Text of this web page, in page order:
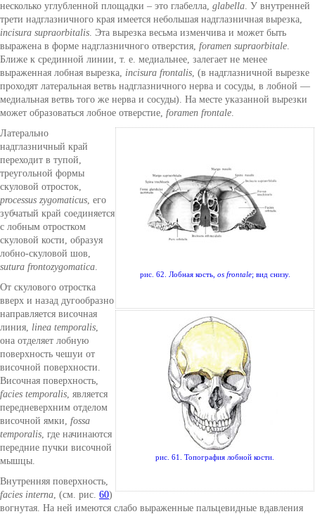
несколько углубленной площадки – это глабелла, glabella. У внутренней
трети надглазничного края имеется небольшая надглазничная вырезка,
incisura supraorbitalis. Эта вырезка весьма изменчива и может быть
выражена в форме надглазничного отверстия, foramen supraorbitale.
Ближе к срединной линии, т. е. медиальнее, залегает не менее
выраженная лобная вырезка, incisura frontalis, (в надглазничной вырезке
проходят латеральная ветвь надглазничного нерва и сосуды, в лобной —
медиальная ветвь того же нерва и сосуды). На месте указанной вырезки
может образоваться лобное отверстие, foramen frontale.
рис. 62. Лобная кость, os frontale; вид снизу.
рис. 61. Топография лобной кости.
Латерально
надглазничный край
переходит в тупой,
треугольной формы
скуловой отросток,
processus zygomaticus, его
зубчатый край соединяется
с лобным отростком
скуловой кости, образуя
лобно-скуловой шов,
sutura frontozygomatica.
От скулового отростка
вверх и назад дугообразно
направляется височная
линия, linea temporalis,
она отделяет лобную
поверхность чешуи от
височной поверхности.
Височная поверхность,
facies temporalis, является
передневерхним отделом
височной ямки, fossa
temporalis, где начинаются
передние пучки височной
мышцы.
Внутренняя поверхность,
facies interna, (см. рис. 60)
вогнутая. На ней имеются слабо выраженные пальцевидные вдавления